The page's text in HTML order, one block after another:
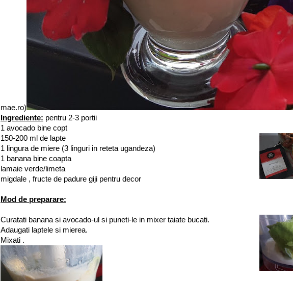
mae.ro)
Ingrediente: pentru 2-3 portii
1 avocado bine copt
150-200 ml de lapte
1 lingura de miere (3 linguri in reteta ugandeza)
1 banana bine coapta
lamaie verde/limeta
migdale , fructe de padure giji pentru decor
Mod de preparare:
Curatati banana si avocado-ul si puneti-le in mixer taiate bucati.
Adaugati laptele si mierea.
Mixati .